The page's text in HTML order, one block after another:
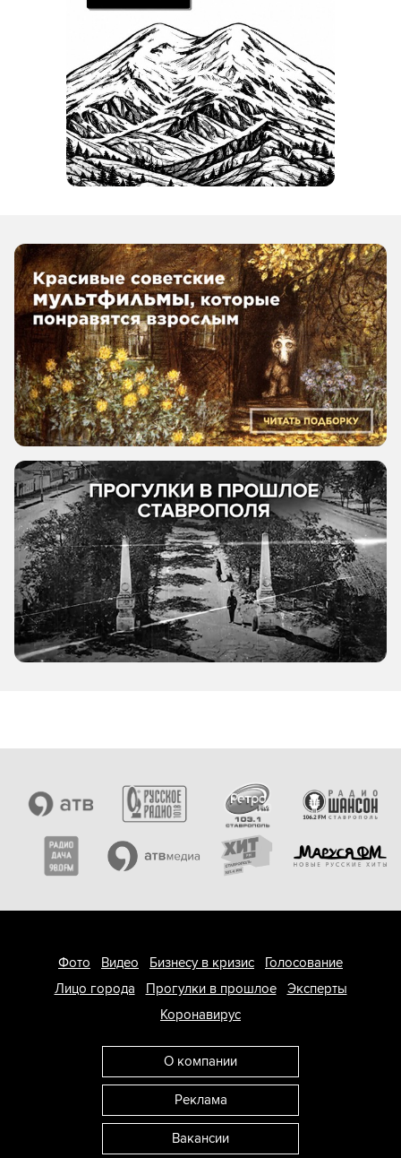
Фото Видео Бизнесу в кризис
Голосование
Лицо города
Прогулки в прошлое
Эксперты
Коронавирус
О компании
Реклама
Вакансии